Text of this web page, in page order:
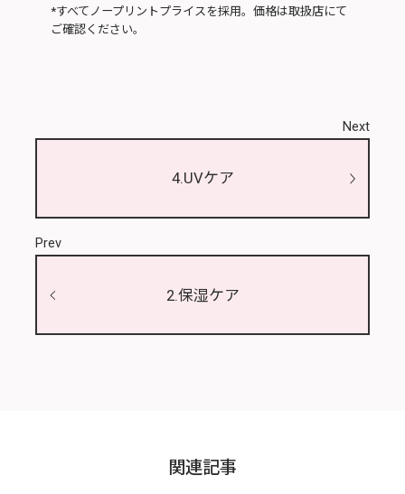
*すべてノープリントプライスを採用。価格は取扱店にて
ご確認ください。
Prev
2.保湿ケア
Next
4.UVケア
関連記事